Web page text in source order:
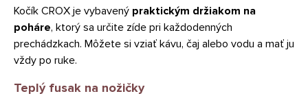
Kočík CROX je vybavený praktickým držiakom na
poháre, ktorý sa určite zíde pri každodenných
prechádzkach. Môžete si vziať kávu, čaj alebo vodu a mať ju
vždy po ruke.
Teplý fusak na nožičky